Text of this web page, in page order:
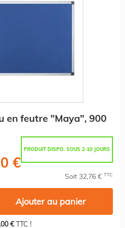
en feutre "Maya", 900
PRODUIT DISPO. SOUS 2-10 JOURS
€
Soit 32,76 € TTC
Ajouter au panier
€TTC !